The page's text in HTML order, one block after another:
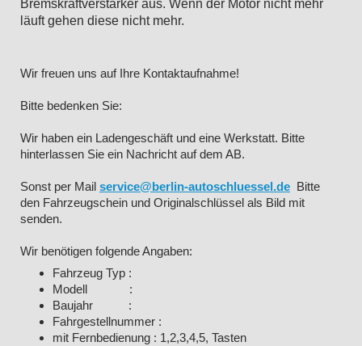
Bremskraftverstärker aus. Wenn der Motor nicht mehr
läuft gehen diese nicht mehr.
Wir freuen uns auf Ihre Kontaktaufnahme!
Bitte bedenken Sie:
Wir haben ein Ladengeschäft und eine Werkstatt. Bitte
hinterlassen Sie ein Nachricht auf dem AB.
Sonst per Mail service@berlin-autoschluessel.de Bitte
den Fahrzeugschein und Originalschlüssel als Bild mit
senden.
Wir benötigen folgende Angaben:
Fahrzeug Typ :
Modell :
Baujahr :
Fahrgestellnummer :
mit Fernbedienung : 1,2,3,4,5, Tasten